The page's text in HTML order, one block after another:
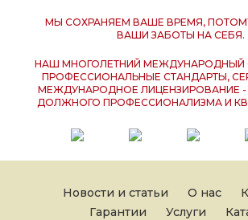
МЫ СОХРАНЯЕМ ВАШЕ ВРЕМЯ,
ВАШИ ЗАБОТЫ НА СЕБЯ.
НАШ МНОГОЛЕТНИЙ МЕЖДУНАРОДНЫЙ
ПРОФЕССИОНАЛЬНЫЕ СТАНДАРТЫ,
МЕЖДУНАРОДНОЕ ЛИЦЕНЗИРОВАНИЕ -
ДОЛЖНОГО ПРОФЕССИОНАЛИЗМА И
Новости и статьи О нас
Гарантии
Услуги